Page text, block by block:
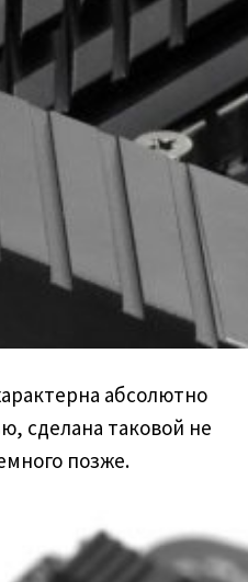
абсолютно
сделана таковой не
позже.